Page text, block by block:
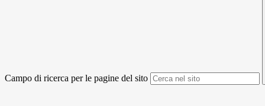
Campo di ricerca per le pagine del sito